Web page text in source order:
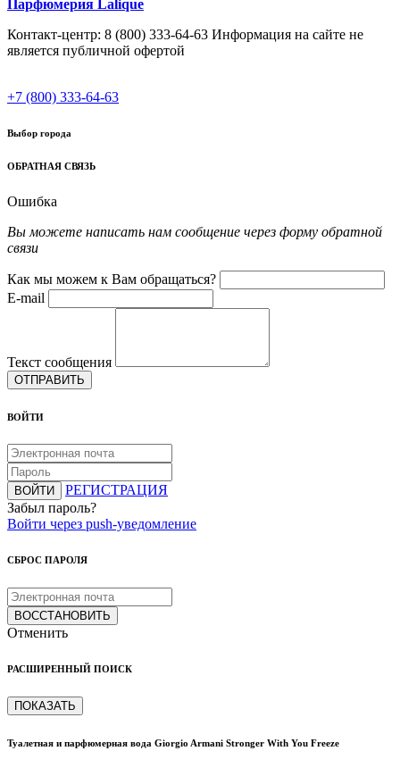
Парфюмерия Lalique
Контакт-центр: 8 (800) 333-64-63 Информация на сайте не
является публичной офертой
+7 (800) 333-64-63
Выбор города
ОБРАТНАЯ СВЯЗЬ
Ошибка
Вы можете написать нам сообщение через форму обратной
связи
Как мы можем к Вам обращаться?
E-mail
Текст сообщения
ОТПРАВИТЬ
ВОЙТИ
ВОЙТИ
РЕГИСТРАЦИЯ
Забыл пароль?
Войти через push-уведомление
СБРОС ПАРОЛЯ
ВОССТАНОВИТЬ
Отменить
РАСШИРЕННЫЙ ПОИСК
ПОКАЗАТЬ
Туалетная и парфюмерная вода Giorgio Armani Stronger With You Freeze